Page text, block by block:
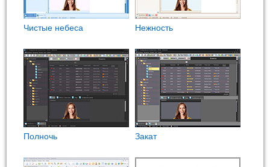
Чистые небеса Нежность
Полночь Закат